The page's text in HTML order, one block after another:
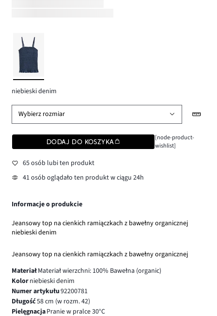
niebieski denim
Wybierz rozmiar
DODAJ DO KOSZYKA
[node-product-
wishlist]
65 osób lubi ten produkt
41 osób oglądało ten produkt w ciągu 24h
Informacje o produkcie
Jeansowy top na cienkich ramiączkach z bawełny organicznej
niebieski denim
Jeansowy top na cienkich ramiączkach z bawełny organicznej
MateriałMateriał wierzchni: 100% Bawełna (organic)
Kolorniebieski denim
Numer artykułu92200781
Długość58 cm (w rozm. 42)
PielęgnacjaPranie w pralce 30°C